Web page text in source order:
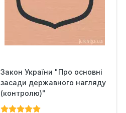
Закон України "Про основні
засади державного нагляду
(контролю)"